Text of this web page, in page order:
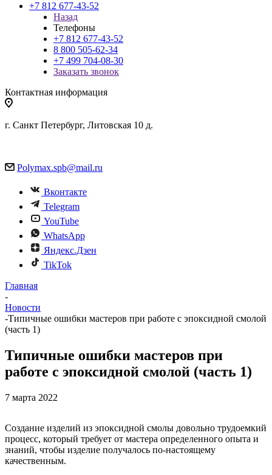
+7 812 677-43-52
Назад
Телефоны
+7 812 677-43-52
8 800 505-62-34
+7 499 704-08-30
Заказать звонок
Контактная информация
г. Санкт Петербург, Литовская 10 д.
Polymax.spb@mail.ru
Вконтакте
Telegram
YouTube
WhatsApp
Яндекс.Дзен
TikTok
Главная
-
Новости
-Типичные ошибки мастеров при работе с эпоксидной смолой
(часть 1)
Типичные ошибки мастеров при
работе с эпоксидной смолой (часть 1)
7 марта 2022
Создание изделий из эпоксидной смолы довольно трудоемкий
процесс, который требует от мастера определенного опыта и
знаний, чтобы изделие получалось по-настоящему
качественным.